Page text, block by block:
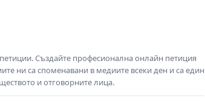
Създайте професионална онлайн петиция
ни са споменавани в медиите всеки ден и са един
и отговорните лица.